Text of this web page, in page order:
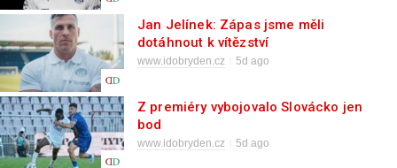
Jan Jelínek: Zápas jsme měli
dotáhnout k vítězství
www.idobryden.cz 5d ago
Z premiéry vybojovalo Slovácko jen
bod
www.idobryden.cz 5d ago